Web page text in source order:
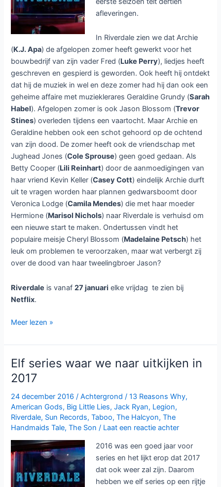
afleveringen.
In Riverdale zien we dat Archie
(K.J. Apa) de afgelopen zomer heeft gewerkt voor het
bouwbedrijf van zijn vader Fred (Luke Perry), liedjes heeft
geschreven en gespierd is geworden. Ook heeft hij ontdekt
dat hij de muziek in wel en deze zomer had hij dan ook een
geheime affaire met muzieklerares Geraldine Grundy (Sarah
Habel). Afgelopen zomer is ook Jason Blossom (Trevor
Stines) overleden tijdens een vaartocht. Maar Archie en
Geraldine hebben ook een schot gehoord op de ochtend
van zijn dood. De zomer heeft ook de vriendschap met
Jughead Jones (Cole Sprouse) geen goed gedaan. Als
Betty Cooper (Lili Reinhart) door de aanmoedigingen van
haar vriend Kevin Keller (Casey Cott) eindelijk Archie durft
uit te vragen worden haar plannen gedwarsboomt door
Veronica Lodge (Camila Mendes) die met haar moeder
Hermione (Marisol Nichols) naar Riverdale is verhuisd om
een nieuwe start te maken. Ondertussen vindt het
populaire meisje Cheryl Blossom (Madelaine Petsch) het
leuk om problemen te veroorzaken, maar wat verbergt zij
over de dood van haar tweelingbroer Jason?
Riverdale is vanaf27 januari elke vrijdag te zien bij
Netflix.
Tienerserie
bij
Netflix
Meer lezen »
Elf series waar we naar uitkijken in
2017
24 december 2016/Achtergrond /13 Reasons Why,
American Gods, Big Little Lies,Jack Ryan, Legion,
Riverdale, Sun Records,Taboo,The Halcyon,The
Handmaids Tale,The Son / Laat een reactie achter
2016 was een goed jaar voor
series en het lijkt erop dat 2017
dat ook weer zal zijn. Daarom
hebben we elf series op een rijtje